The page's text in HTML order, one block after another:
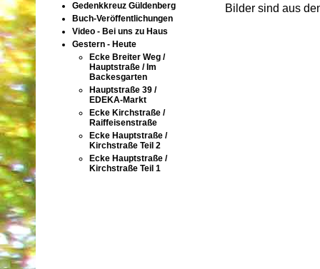
Gedenkkreuz Güldenberg
Buch-Veröffentlichungen
Video - Bei uns zu Haus
Gestern - Heute
Ecke Breiter Weg /
Hauptstraße / Im
Backesgarten
Hauptstraße 39 /
EDEKA-Markt
Ecke Kirchstraße /
Raiffeisenstraße
Ecke Hauptstraße /
Kirchstraße Teil 2
Ecke Hauptstraße /
Kirchstraße Teil 1
Bilder sind aus